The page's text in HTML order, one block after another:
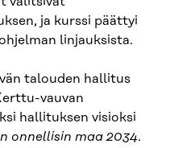
ja kurssi päättyi
linjauksista.
talouden hallitus
vauvan
hallituksen visioksi
onnellisin maa 2034.